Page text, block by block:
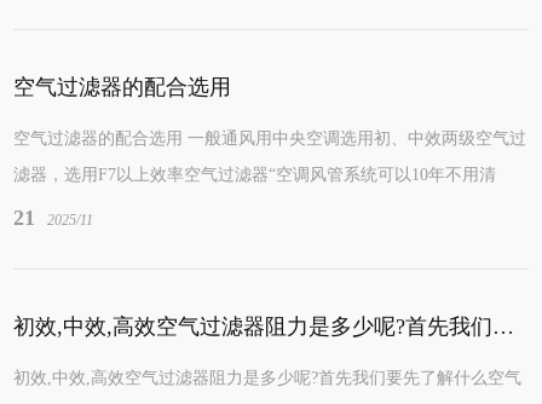
空气过滤器的配合选用
空气过滤器的配合选用 一般通风用中央空调选用初、中效两级空气过
滤器，选用F7以上效率空气过滤器“空调风管系统可以10年不用清
洗”，所以为了不费时费力的停产停工进...
21 2025/11
初效,中效,高效空气过滤器阻力是多少呢?首先我们要先了解什么空气过滤器的阻力?
初效,中效,高效空气过滤器阻力是多少呢?首先我们要先了解什么空气